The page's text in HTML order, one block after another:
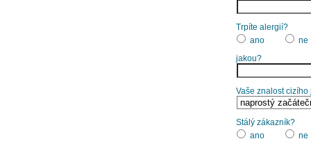
Trpíte alergií?
ano
ne
jakou?
Vaše znalost cizího
Stálý zákazník?
ano
ne